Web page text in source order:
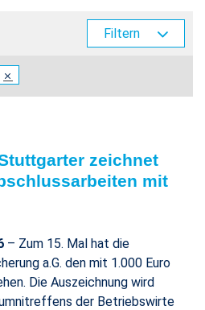
Filtern
zeichnet
mit
– Zum 15. Mal hat die
a.G. den mit 1.000 Euro
Die Auszeichnung wird
der Betriebswirte